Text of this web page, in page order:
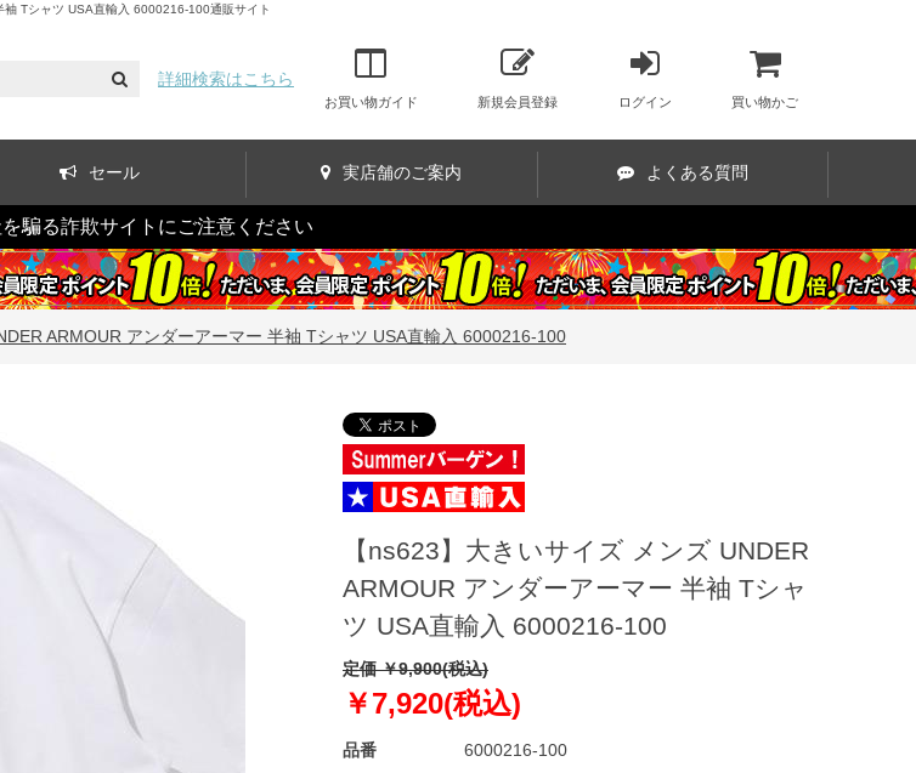
Tシャツ USA直輸入 6000216-100通販サイト
詳細検索はこちら
お買い物ガイド 新規会員登録 ログイン 買い物かご
セール 実店舗のご案内 よくある質問
を騙る詐欺サイトにご注意ください
ARMOUR アンダーアーマー 半袖 Tシャツ USA直輸入 6000216-100
【ns623】大きいサイズ メンズ UNDER
ARMOUR アンダーアーマー 半袖 Tシャ
ツ USA直輸入 6000216-100
定価 ￥9,900(税込)
￥7,920(税込)
品番 6000216-100